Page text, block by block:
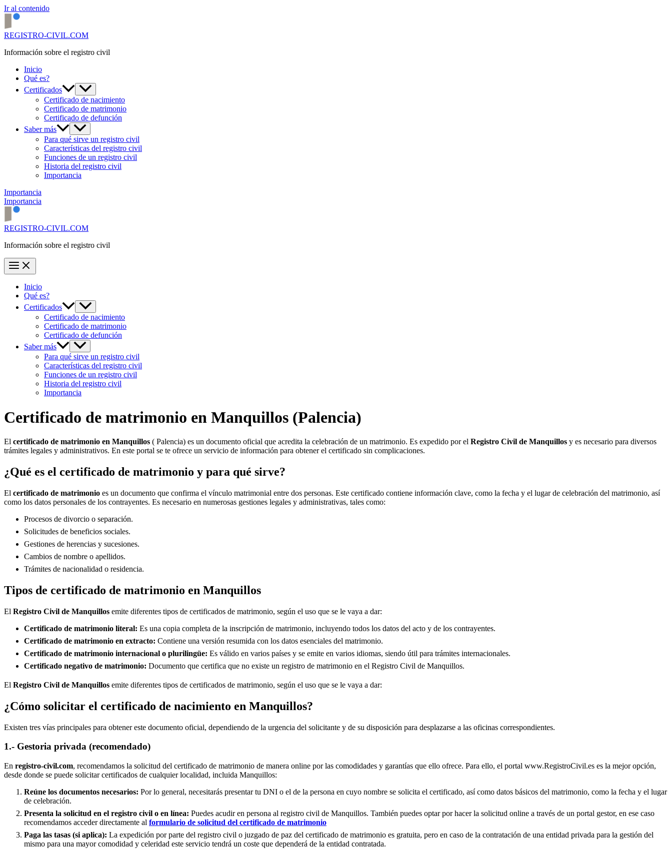
Ir al contenido
REGISTRO-CIVIL.COM
Información sobre el registro civil
Inicio
Qué es?
Certificados
Certificado de nacimiento
Certificado de matrimonio
Certificado de defunción
Saber más
Para qué sirve un registro civil
Características del registro civil
Funciones de un registro civil
Historia del registro civil
Importancia
Importancia
Importancia
REGISTRO-CIVIL.COM
Información sobre el registro civil
Inicio
Qué es?
Certificados
Certificado de nacimiento
Certificado de matrimonio
Certificado de defunción
Saber más
Para qué sirve un registro civil
Características del registro civil
Funciones de un registro civil
Historia del registro civil
Importancia
Certificado de matrimonio en Manquillos (Palencia)
El certificado de matrimonio en Manquillos ( Palencia) es un documento oficial que acredita la celebración de un matrimonio. Es expedido por el Registro Civil de Manquillos y es necesario para diversos
trámites legales y administrativos. En este portal se te ofrece un servicio de información para obtener el certificado sin complicaciones.
¿Qué es el certificado de matrimonio y para qué sirve?
El certificado de matrimonio es un documento que confirma el vínculo matrimonial entre dos personas. Este certificado contiene información clave, como la fecha y el lugar de celebración del matrimonio, así
como los datos personales de los contrayentes. Es necesario en numerosas gestiones legales y administrativas, tales como:
Procesos de divorcio o separación.
Solicitudes de beneficios sociales.
Gestiones de herencias y sucesiones.
Cambios de nombre o apellidos.
Trámites de nacionalidad o residencia.
Tipos de certificado de matrimonio en Manquillos
El Registro Civil de Manquillos emite diferentes tipos de certificados de matrimonio, según el uso que se le vaya a dar:
Certificado de matrimonio literal: Es una copia completa de la inscripción de matrimonio, incluyendo todos los datos del acto y de los contrayentes.
Certificado de matrimonio en extracto: Contiene una versión resumida con los datos esenciales del matrimonio.
Certificado de matrimonio internacional o plurilingüe: Es válido en varios países y se emite en varios idiomas, siendo útil para trámites internacionales.
Certificado negativo de matrimonio: Documento que certifica que no existe un registro de matrimonio en el Registro Civil de Manquillos.
El Registro Civil de Manquillos emite diferentes tipos de certificados de matrimonio, según el uso que se le vaya a dar:
¿Cómo solicitar el certificado de nacimiento en Manquillos?
Existen tres vías principales para obtener este documento oficial, dependiendo de la urgencia del solicitante y de su disposición para desplazarse a las oficinas correspondientes.
1.- Gestoria privada (recomendado)
En registro-civil.com, recomendamos la solicitud del certificado de matrimonio de manera online por las comodidades y garantías que ello ofrece. Para ello, el portal www.RegistroCivil.es es la mejor opción,
desde donde se puede solicitar certificados de cualquier localidad, incluida Manquillos:
Reúne los documentos necesarios: Por lo general, necesitarás presentar tu DNI o el de la persona en cuyo nombre se solicita el certificado, así como datos básicos del matrimonio, como la fecha y el lugar
de celebración.
Presenta la solicitud en el registro civil o en línea: Puedes acudir en persona al registro civil de Manquillos. También puedes optar por hacer la solicitud online a través de un portal gestor, en ese caso
recomendamos acceder directamente al formulario de solicitud del certificado de matrimonio
Paga las tasas (si aplica): La expedición por parte del registro civil o juzgado de paz del certificado de matrimonio es gratuita, pero en caso de la contratación de una entidad privada para la gestión del
mismo para una mayor comodidad y celeridad este servicio tendrá un coste que dependerá de la entidad contratada.